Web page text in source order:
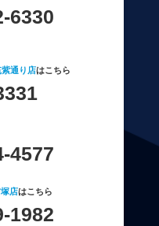
6330
紫通り店はこちら
4577
店はこちら
1982